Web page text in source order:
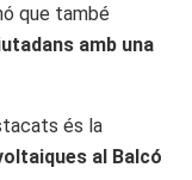
que també
amb una
és la
al Balcó